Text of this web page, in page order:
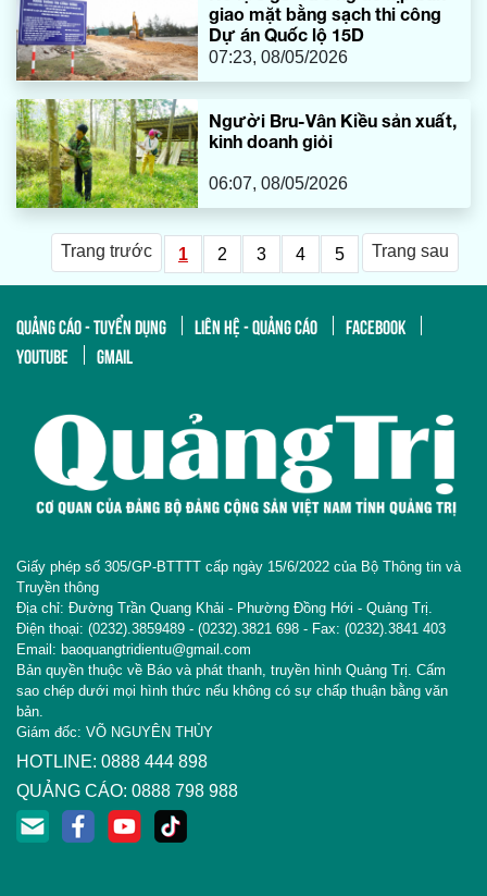
giao mặt bằng sạch thi công
Dự án Quốc lộ 15D
07:23, 08/05/2026
Người Bru-Vân Kiều sản xuất,
kinh doanh giỏi
06:07, 08/05/2026
Trang trước 1 2 3 4 5 Trang sau
QUẢNG CÁO - TUYỂN DỤNG LIÊN HỆ - QUẢNG CÁO
FACEBOOK
YOUTUBE
GMAIL
Giấy phép số 305/GP-BTTTT cấp ngày 15/6/2022 của Bộ Thông tin và
Truyền thông
Địa chỉ: Đường Trần Quang Khải - Phường Đồng Hới - Quảng Trị.
Điện thoại: (0232).3859489 - (0232).3821 698 - Fax: (0232).3841 403
Email: baoquangtridientu@gmail.com
Bản quyền thuộc về Báo và phát thanh, truyền hình Quảng Trị. Cấm
sao chép dưới mọi hình thức nếu không có sự chấp thuận bằng văn
bản.
Giám đốc: VÕ NGUYÊN THỦY
HOTLINE: 0888 444 898
QUẢNG CÁO: 0888 798 988